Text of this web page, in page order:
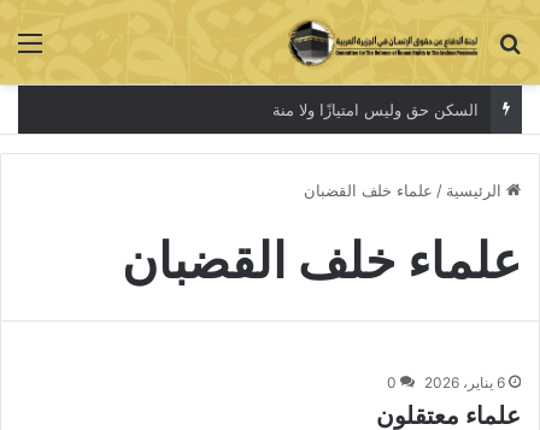
بحث عن
السكن حق وليس امتيازًا ولا منة
الرئيسية / علماء خلف القضبان
علماء خلف القضبان
6 يناير، 2026 0
علماء معتقلون